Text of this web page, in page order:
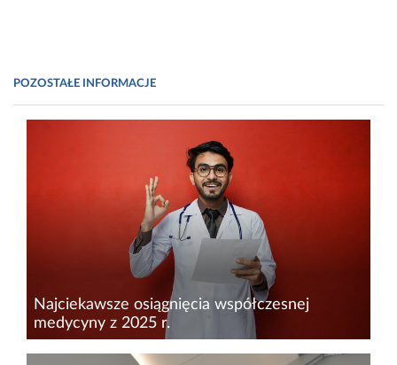
Fot. Renishaw/Bio-Tech Media
POZOSTAŁE INFORMACJE
Najciekawsze osiągnięcia współczesnej
medycyny z 2025 r.
Rok 2025 był okresem wyjątkowo